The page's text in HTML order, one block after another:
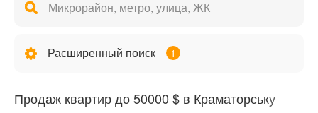
Расширенный поиск 1
Продаж квартир до 50000 $ в Краматорську